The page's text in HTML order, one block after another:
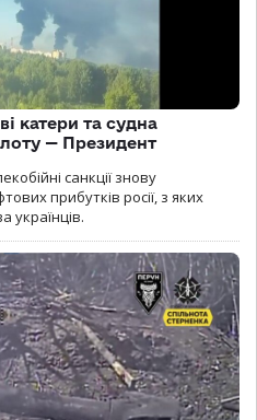
катери та судна
— Президент
санкції знову
прибутків росії, з яких
українців.